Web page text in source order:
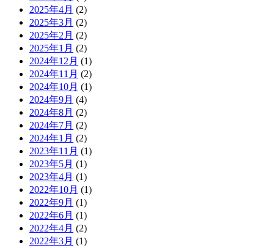
2025年4月 (2)
2025年3月 (2)
2025年2月 (2)
2025年1月 (2)
2024年12月 (1)
2024年11月 (2)
2024年10月 (1)
2024年9月 (4)
2024年8月 (2)
2024年7月 (2)
2024年1月 (2)
2023年11月 (1)
2023年5月 (1)
2023年4月 (1)
2022年10月 (1)
2022年9月 (1)
2022年6月 (1)
2022年4月 (2)
2022年3月 (1)